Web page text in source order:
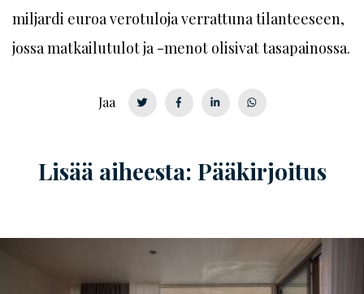
miljardi euroa verotuloja verrattuna tilanteeseen,
jossa matkailutulot ja -menot olisivat tasapainossa.
Jaa
Lisää aiheesta: Pääkirjoitus